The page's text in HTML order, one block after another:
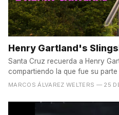
Henry Gartland's
Santa Cruz recuerda a Henry
compartiendo la que fue su
MARCOS ÁLVAREZ WELTERS — 25